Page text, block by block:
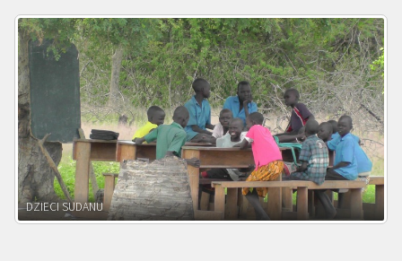
DZIECI ZAMBII